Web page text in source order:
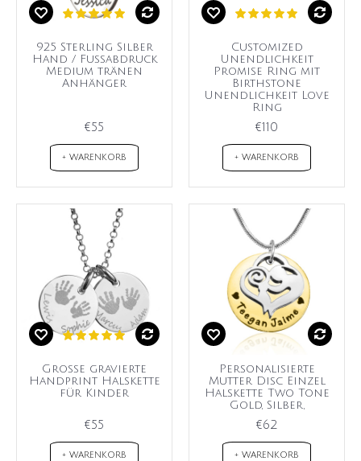
925 Sterling Silber
Hand / Fußabdruck
Medium tränen
Anhänger
€55
+ WARENKORB
Customized
Unendlichkeit
Promise Ring mit
Birthstone
Unendlichkeit Love
Ring
€110
+ WARENKORB
Große gravierte
Handprint Halskette
für Kinder
€55
+ WARENKORB
Personalisierte
Mutter Disc Einzel
Halskette Two Tone
Gold, Silber,
€62
+ WARENKORB